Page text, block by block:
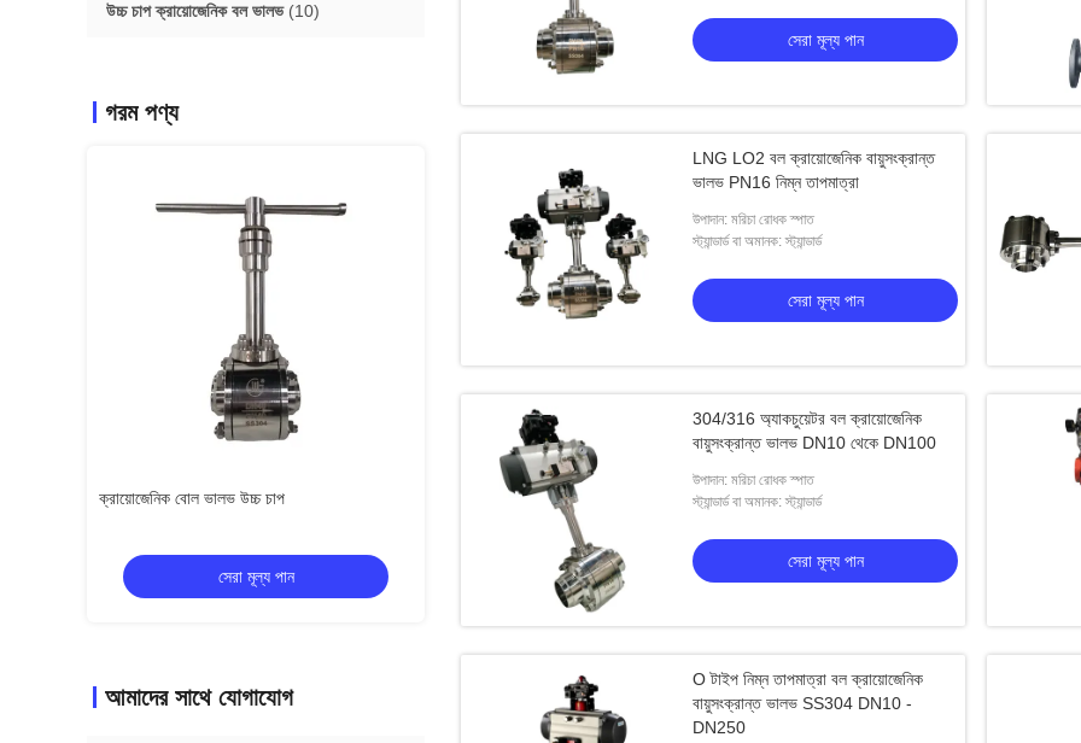
উচ্চ চাপ ক্রায়োজেনিক বল ভালভ(10)
গরম পণ্য
ক্রায়োজেনিক বোল ভালভ উচ্চ চাপ
সেরা মূল্য পান
লং স্টেম ক্রায়োজেনিক গ্লোব ভালভ
সেরা মূল্য পান
ডিএন 40 ক্রিওজেনিক গ্লোব ভালভ স্টেইনলেস স্টিল শর্ট
আমাদের সাথে যোগাযোগ
সেরা মূল্য পান
LNG LO2 বল ক্রায়োজেনিক বায়ুসংক্রান্ত
ভালভ PN16 নিম্ন তাপমাত্রা
উপাদান: মরিচা রোধক স্পাত
স্ট্যান্ডার্ড বা অমানক: স্ট্যান্ডার্ড
সেরা মূল্য পান
304/316 অ্যাকচুয়েটর বল ক্রায়োজেনিক
বায়ুসংক্রান্ত ভালভ DN10 থেকে DN100
উপাদান: মরিচা রোধক স্পাত
স্ট্যান্ডার্ড বা অমানক: স্ট্যান্ডার্ড
সেরা মূল্য পান
O টাইপ নিম্ন তাপমাত্রা বল ক্রায়োজেনিক
বায়ুসংক্রান্ত ভালভ SS304 DN10 -
DN250